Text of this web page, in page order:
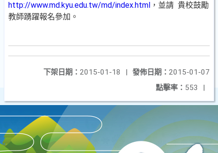
http://www.md.kyu.edu.tw/md/index.html ，並請 貴校鼓勵
教師踴躍報名參加。
發佈日期： 2015-01-07
下架日期： 2015-01-18
|
點擊率： 553 |